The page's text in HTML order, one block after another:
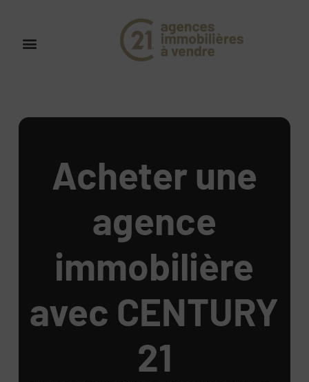
Acheter une
agence
immobilière
avec CENTURY
21